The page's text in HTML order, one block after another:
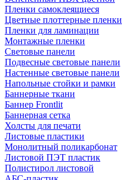
Пленки самоклеящиеся
Цветные плоттерные пленки
Пленки для ламинации
Монтажные пленки
Световые панели
Подвесные световые панели
Настенные световые панели
Напольные стойки и рамки
Баннерные ткани
Баннер Frontlit
Баннерная сетка
Холсты для печати
Листовые пластики
Монолитный поликарбонат
Листовой ПЭТ пластик
Полистирол листовой